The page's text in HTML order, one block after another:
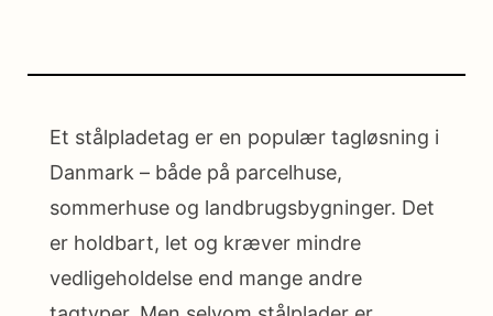
Et stålpladetag er en populær tagløsning i
Danmark – både på parcelhuse,
sommerhuse og landbrugsbygninger. Det
er holdbart, let og kræver mindre
vedligeholdelse end mange andre